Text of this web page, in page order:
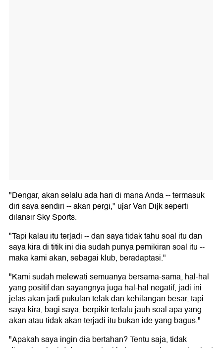
"Dengar, akan selalu ada hari di mana Anda -- termasuk
diri saya sendiri -- akan pergi," ujar Van Dijk seperti
dilansir Sky Sports.
"Tapi kalau itu terjadi -- dan saya tidak tahu soal itu dan
saya kira di titik ini dia sudah punya pemikiran soal itu --
maka kami akan, sebagai klub, beradaptasi."
"Kami sudah melewati semuanya bersama-sama, hal-hal
yang positif dan sayangnya juga hal-hal negatif, jadi ini
jelas akan jadi pukulan telak dan kehilangan besar, tapi
saya kira, bagi saya, berpikir terlalu jauh soal apa yang
akan atau tidak akan terjadi itu bukan ide yang bagus."
"Apakah saya ingin dia bertahan? Tentu saja, tidak